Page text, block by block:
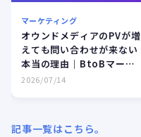
マーケティング
オウンドメディアのPVが増
えても問い合わせが来ない
本当の理由｜BtoBマーケ
担当が見直すべきCV導線設
2026/07/14
記事一覧はこちら。